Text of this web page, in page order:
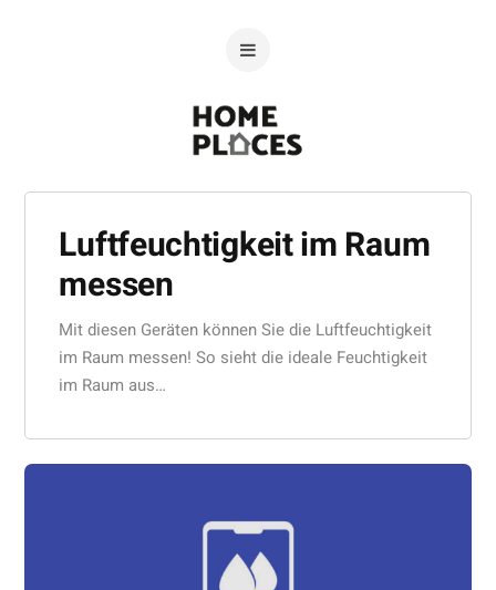
Luftfeuchtigkeit im Raum
messen
Mit diesen Geräten können Sie die Luftfeuchtigkeit
im Raum messen! So sieht die ideale Feuchtigkeit
im Raum aus…